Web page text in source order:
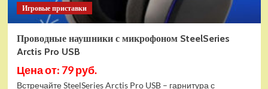
Игровые приставки
Проводные наушники с микрофоном SteelSeries
Arctis Pro USB
Цена от: 79 руб.
Встречайте SteelSeries Arctis Pro USB – гарнитура с